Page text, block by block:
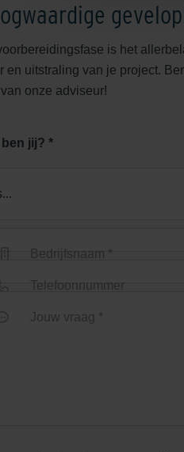
is het
en uitstraling van je project.
onze adviseur!
ben jij? *
Bedrijfsnaam *
Telefoonnummer
Jouw vraag *